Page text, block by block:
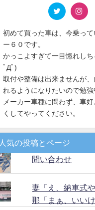
初めて買った車は、今乗って
ー６０です。
かっこよすぎて一目惚れし
ﾟДﾟ)
取付や整備は出来ませんが、
れるようになりたいので勉強
メーカー車種に問わず、車
くしてやってください。
人気の投稿とページ
問い合わせ
妻「え、納車式
那「まぁ、いいけ